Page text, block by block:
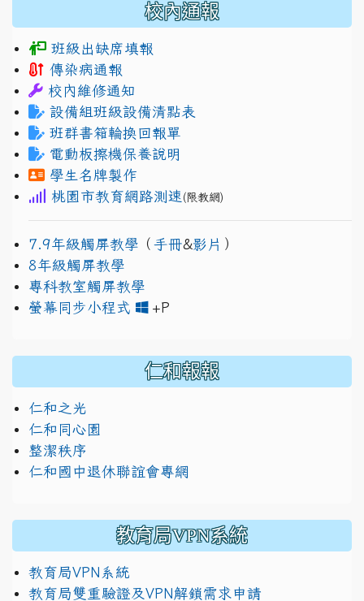
校內通報
班級出缺席填報
傳染病通報
校內維修通知
設備組班級設備清點表
班群書箱輪換回報單
電動板擦機保養說明
學生名牌製作
桃園市教育網路測速 (限教網)
7.9年級觸屏教學 （ 手冊&影片 ）
8年級觸屏教學
專科教室觸屏教學
螢幕同步小程式
+P
仁和報報
仁和之光
仁和同心園
整潔秩序
仁和國中退休聯誼會專網
教育局VPN系統
教育局VPN系統
教育局雙重驗證及VPN解鎖需求申請